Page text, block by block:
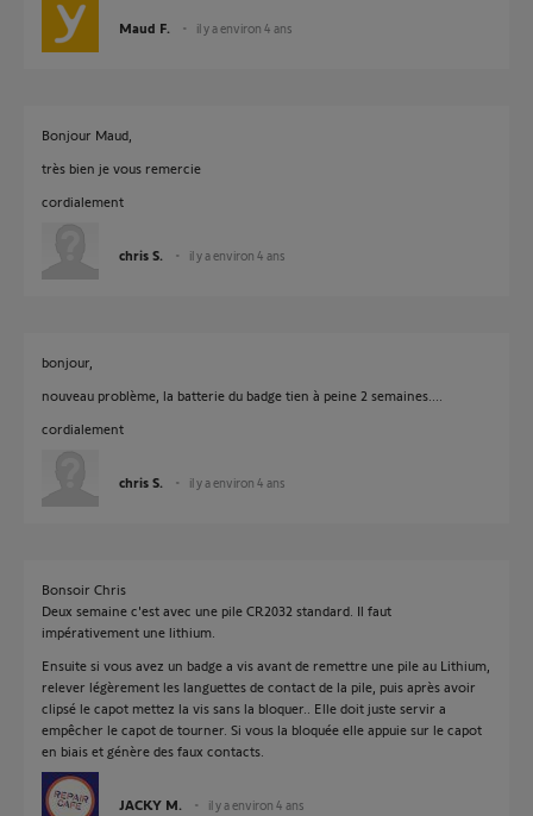
Maud F. il y a environ 4 ans
Bonjour Maud,
très bien je vous remercie
cordialement
chris S. il y a environ 4 ans
bonjour,
nouveau problème, la batterie du badge tien à peine 2 semaines....
cordialement
chris S. il y a environ 4 ans
Bonsoir Chris
Deux semaine c'est avec une pile CR2032 standard. Il faut
impérativement une lithium.
Ensuite si vous avez un badge a vis avant de remettre une pile au Lithium,
relever légèrement les languettes de contact de la pile, puis après avoir
clipsé le capot mettez la vis sans la bloquer.. Elle doit juste servir a
empêcher le capot de tourner. Si vous la bloquée elle appuie sur le capot
en biais et génère des faux contacts.
JACKY M. il y a environ 4 ans